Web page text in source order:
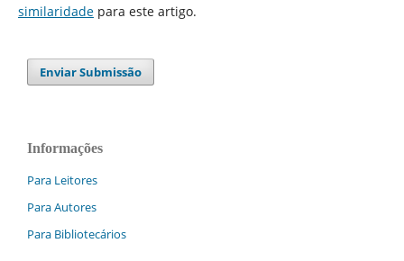
similaridadepara este artigo.
Enviar Submissão
Informações
Para Leitores
Para Autores
Para Bibliotecários